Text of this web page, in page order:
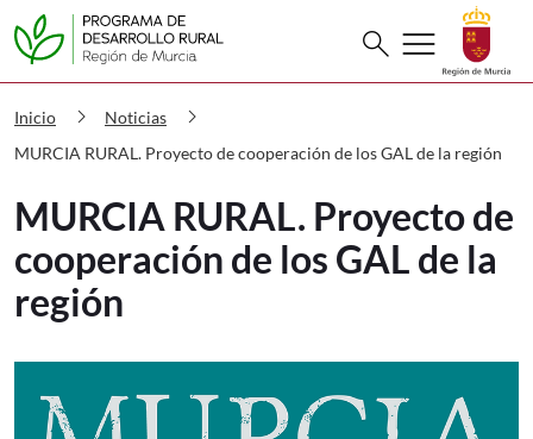
PDR MURCIA RURAL. Proyecto de
Buscar
search menu
Inicio chevron_right Noticias chevron_right
MURCIA RURAL. Proyecto de cooperación de los GAL de la región
MURCIA RURAL. Proyecto de
cooperación de los GAL de la
región